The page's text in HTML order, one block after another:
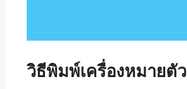
วิธีพิมพ์เครื่องหมายตัว